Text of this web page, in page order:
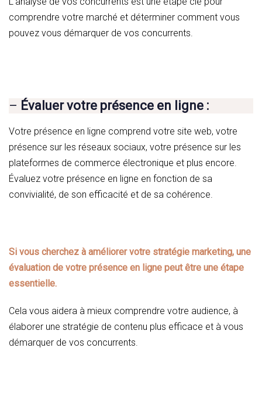
comprendre votre marché et déterminer comment vous
pouvez vous démarquer de vos concurrents.
– Évaluer votre présence en ligne :
Votre présence en ligne comprend votre site web, votre
présence sur les réseaux sociaux, votre présence sur les
plateformes de commerce électronique et plus encore.
Évaluez votre présence en ligne en fonction de sa
convivialité, de son efficacité et de sa cohérence.
Si vous cherchez à améliorer votre stratégie marketing, une
évaluation de votre présence en ligne peut être une étape
essentielle.
Cela vous aidera à mieux comprendre votre audience, à
élaborer une stratégie de contenu plus efficace et à vous
démarquer de vos concurrents.